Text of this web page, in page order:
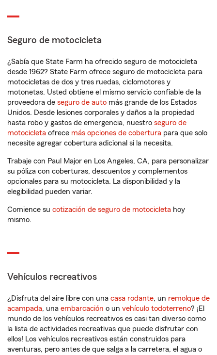
Seguro de motocicleta
¿Sabía que State Farm ha ofrecido seguro de motocicleta
desde 1962? State Farm ofrece seguro de motocicleta para
motocicletas de dos y tres ruedas, ciclomotores y
motonetas. Usted obtiene el mismo servicio confiable de la
proveedora de seguro de auto más grande de los Estados
Unidos. Desde lesiones corporales y daños a la propiedad
hasta robo y gastos de emergencia, nuestro seguro de
motocicleta ofrece más opciones de cobertura para que solo
necesite agregar cobertura adicional si la necesita.
Trabaje con Paul Major en Los Angeles, CA, para personalizar
su póliza con coberturas, descuentos y complementos
opcionales para su motocicleta. La disponibilidad y la
elegibilidad pueden variar.
Comience su cotización de seguro de motocicleta hoy
mismo.
Vehículos recreativos
¿Disfruta del aire libre con una casa rodante, un remolque de
acampada, una embarcación o un vehículo todoterreno? ¡El
mundo de los vehículos recreativos es casi tan diverso como
la lista de actividades recreativas que puede disfrutar con
ellos! Los vehículos recreativos están construidos para
aventuras, pero antes de que salga a la carretera, el agua o